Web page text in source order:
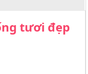
tươi đẹp